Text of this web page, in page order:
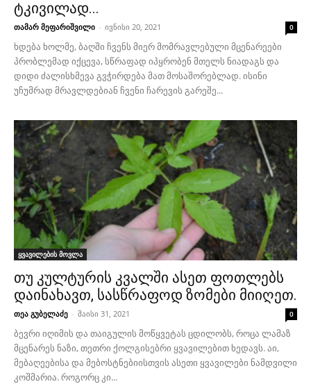
ტკივილად...
თამარ მეფარიშვილი - ივნისი 20, 2021 0
ხდება ხოლმე, ბაღში ჩვენს მიერ მომრავლებული მცენარეები
პრობლემად იქცევა, სწრაფად იპყრობენ მთელს ნიადაგს და
დიდი ძალისხმევა გვჭირდება მათ მოსაშორებლად. ისინი
უჩუმრად მრავლდებიან ჩვენი ჩარევის გარეშე...
ყვავილების მოვლა
თუ კულტურის კვალში ასეთ ფოთლებს
დაინახავთ, სასწრაფოდ ზომები მიიღეთ.
თეა გუბელაძე - მაისი 31, 2021 0
ბევრი იღიმის და თაიგულის მოწყვეტას ცდილობს, როცა ლამაზ
მცენარეს ნაზი, თეთრი ქოლგისებრი ყვავილებით ხედავს. აი,
მებაღეებისა და მებოსტნებიისთვის ასეთი ყვავილები ნამდვილი
კოშმარია. როგორც კი...